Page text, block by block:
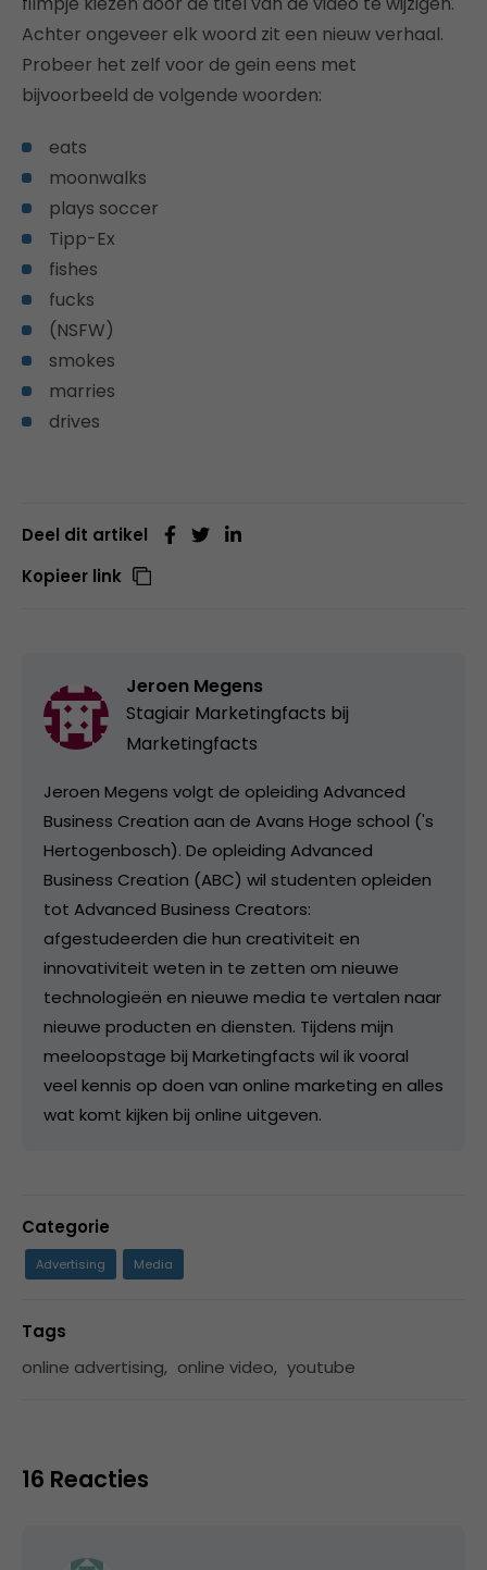
Achter ongeveer elk woord zit een nieuw verhaal.
Probeer het zelf voor de gein eens met
bijvoorbeeld de volgende woorden:
eats
moonwalks
plays soccer
Tipp-Ex
fishes
fucks
(NSFW)
smokes
marries
drives
Deel dit artikel
Kopieer link
Jeroen Megens
Stagiair Marketingfacts bij
Marketingfacts
Jeroen Megens volgt de opleiding Advanced
Business Creation aan de Avans Hoge school ('s
Hertogenbosch). De opleiding Advanced
Business Creation (ABC) wil studenten opleiden
tot Advanced Business Creators:
afgestudeerden die hun creativiteit en
innovativiteit weten in te zetten om nieuwe
technologieën en nieuwe media te vertalen naar
nieuwe producten en diensten. Tijdens mijn
meeloopstage bij Marketingfacts wil ik vooral
veel kennis op doen van online marketing en alles
wat komt kijken bij online uitgeven.
Categorie
Advertising Media
Tags
online advertising, online video, youtube
16 Reacties